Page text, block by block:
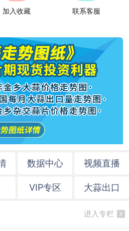
加入收藏 联系客服
数据中心 视频直播
VIP专区 大蒜出口
进入专栏